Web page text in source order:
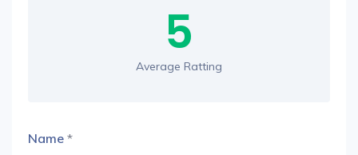
5
Average Ratting
Name *